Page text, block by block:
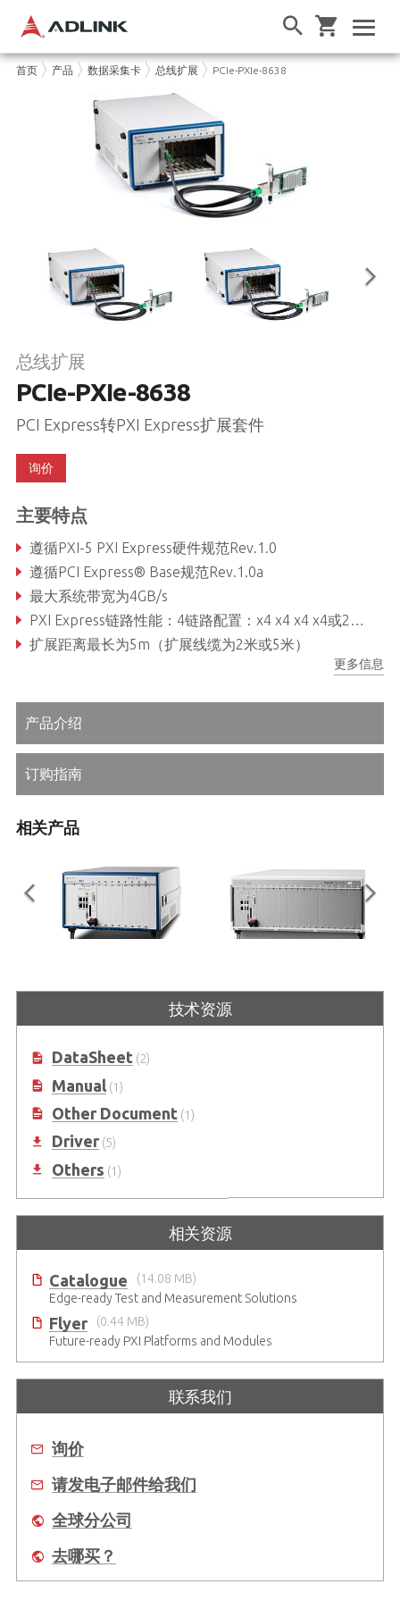
首页 产品 数据采集卡 总线扩展 PCIe-PXIe-8638
总线扩展
PCIe-PXIe-8638
PCI Express转PXI Express扩展套件
询价
主要特点
遵循PXI-5 PXI Express硬件规范Rev.1.0
遵循PCI Express® Base规范Rev.1.0a
最大系统带宽为4GB/s
PXI Express链路性能：4链路配置：x4 x4 x4 x4或2链路配置：x16 x8
扩展距离最长为5m（扩展线缆为2米或5米）
更多信息
产品介绍
订购指南
相关产品
3U 9 槽PXI Express全混合机箱，带
交流电源，最高支持 8 GB/s系统带宽
3U 18槽 PXI Express 机箱，带通用
交流电源，最高支持 8 GB/s系统带宽
技术资源
DataSheet(2)
Manual(1)
Other Document(1)
Driver(5)
Others (1)
相关资源
Catalogue
(14.08 MB)
Edge-ready Test and Measurement Solutions
Flyer
(0.44 MB)
Future-ready PXI Platforms and Modules
联系我们
询价
请发电子邮件给我们
全球分公司
去哪买？